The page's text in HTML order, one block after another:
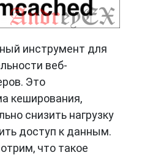
инструмент для
веб-
Это
кеширования,
снизить нагрузку
доступ к данным.
что такое